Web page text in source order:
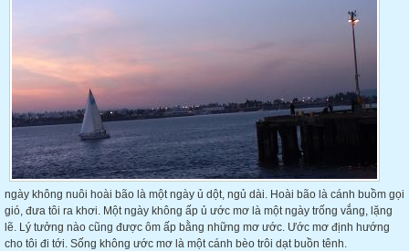
ngày không nuôi hoài bão là một ngày ủ dột, ngủ dài. Hoài bão là cánh buồm gọi
gió, đưa tôi ra khơi. Một ngày không ấp ủ ước mơ là một ngày trống vắng, lặng
lẽ. Lý tưởng nào cũng được ôm ấp bằng những mơ ước. Ước mơ định hướng
cho tôi đi tới. Sống không ước mơ là một cánh bèo trôi dạt buồn tênh.